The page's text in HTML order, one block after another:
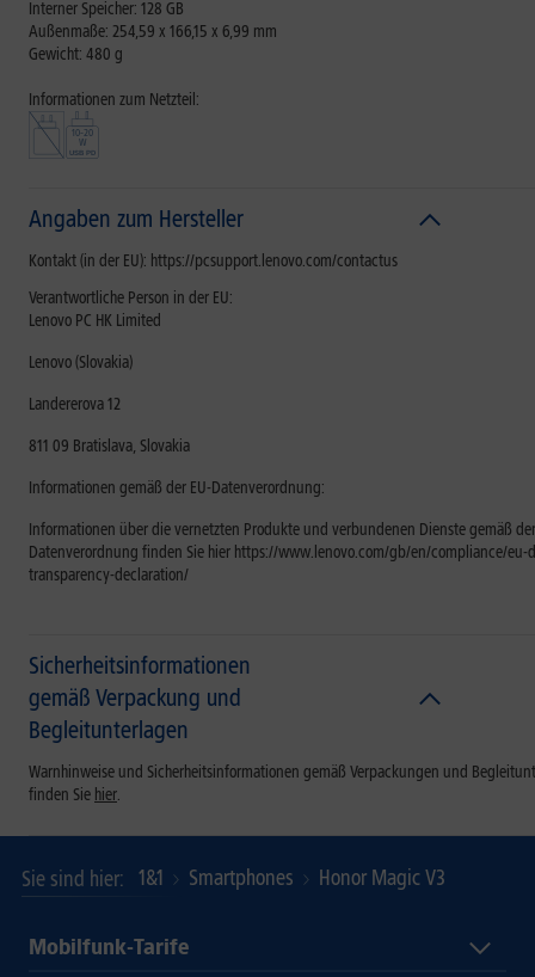
Interner Speicher: 128 GB
Außenmaße: 254,59 x 166,15 x 6,99 mm
Gewicht: 480 g
Informationen zum Netzteil:
Angaben zum Hersteller
Kontakt (in der EU): https://pcsupport.lenovo.com/contactus
Verantwortliche Person in der EU:
Lenovo PC HK Limited
Lenovo (Slovakia)
Landererova 12
811 09 Bratislava, Slovakia
Informationen gemäß der EU-Datenverordnung:
Informationen über die vernetzten Produkte und verbundenen Dienste gemäß
Datenverordnung finden Sie hier https://www.lenovo.com/gb/en/compliance/eu-
transparency-declaration/
Sicherheitsinformationen
gemäß Verpackung und
Begleitunterlagen
Warnhinweise und Sicherheitsinformationen gemäß Verpackungen und
finden Sie hier.
Sie sind hier 1&1 Smartphones Honor Magic V3
Mobilfunk-Tarife